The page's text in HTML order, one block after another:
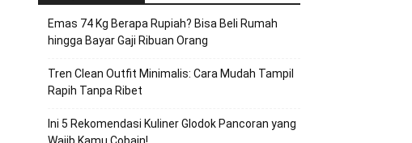
Emas 74 Kg Berapa Rupiah? Bisa Beli Rumah
hingga Bayar Gaji Ribuan Orang
Tren Clean Outfit Minimalis: Cara Mudah Tampil
Rapih Tanpa Ribet
Ini 5 Rekomendasi Kuliner Glodok Pancoran yang